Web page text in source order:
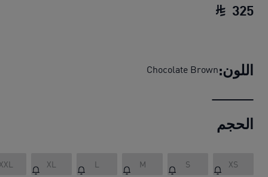
325
اللون:Chocolate Brown
الحجم
XS
S
M
L
XL